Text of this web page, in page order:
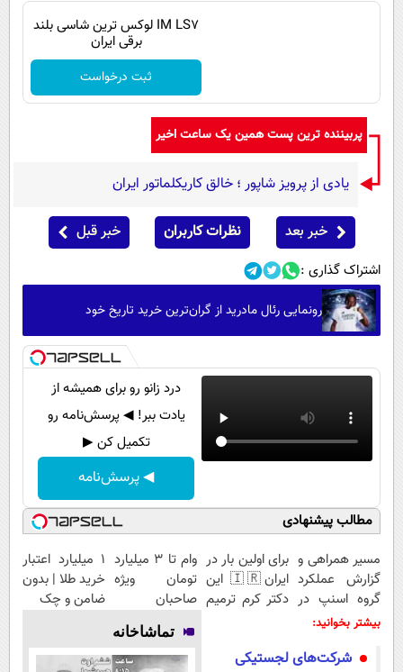
IM LS7 لوکس ترین شاسی بلند
برقی ایران
ثبت درخواست
پربیننده ترین پست همین یک ساعت اخیر
یادی از پرویز شاپور ؛ خالق کاریکلماتور ایران
خبر بعد نظرات کاربران خبر قبل
اشتراک گذاری :
رونمایی رئال مادرید از گران‌ترین خرید تاریخ خود
درد زانو رو برای همیشه از
یادت ببر! ◀ پرسش‌نامه رو
تکمیل کن ▶
◀ پرسش‌نامه
مطالب پیشنهادی
مسیر همراهی و
گزارش عملکرد
گروه اسنپ در
۱۴۰۴
برای اولین بار در
ایران🇮🇷 این
دکتر کرم ترمیم
وام تا ۳ میلیارد
تومان ویژه
صاحبان
فروشگاه‌های
آنلاین و
حضوری
۱ میلیارد اعتبار
خرید طلا | بدون
ضامن و چک
بیشتر بخوانید:
شرکت‌های لجستیکی
تماشاخانه